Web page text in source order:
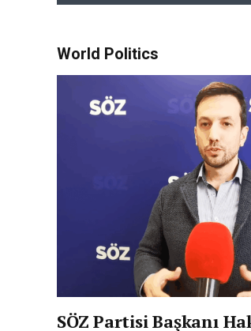
Cep Yakıyor
World Politics
SÖZ Partisi Başkanı